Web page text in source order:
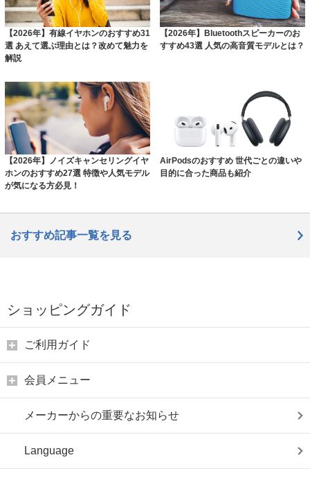
【2026年】有線イヤホンのおすすめ31
選 あえて選ぶ理由とは？改めて魅力を
解説
【2026年】Bluetoothスピーカーのお
すすめ43選 人気の高音質モデルとは？
【2026年】ノイズキャンセリングイヤ
ホンのおすすめ27選 特徴や人気モデル
が気になる方必見！
AirPodsのおすすめ 世代ごとの違いや
目的に合った商品も紹介
おすすめ記事一覧を見る
ショッピングガイド
ご利用ガイド
会員メニュー
メーカーからの重要なお知らせ
Language